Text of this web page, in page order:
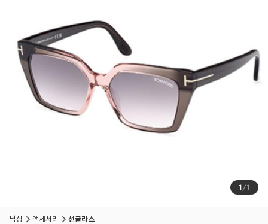
1/1
남성 액세서리 선글라스